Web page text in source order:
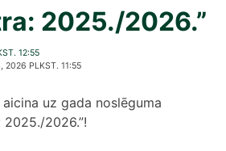
2025./2026.”
12:55
2026 PLKST. 11:55
uz gada noslēguma
2025./2026.”!